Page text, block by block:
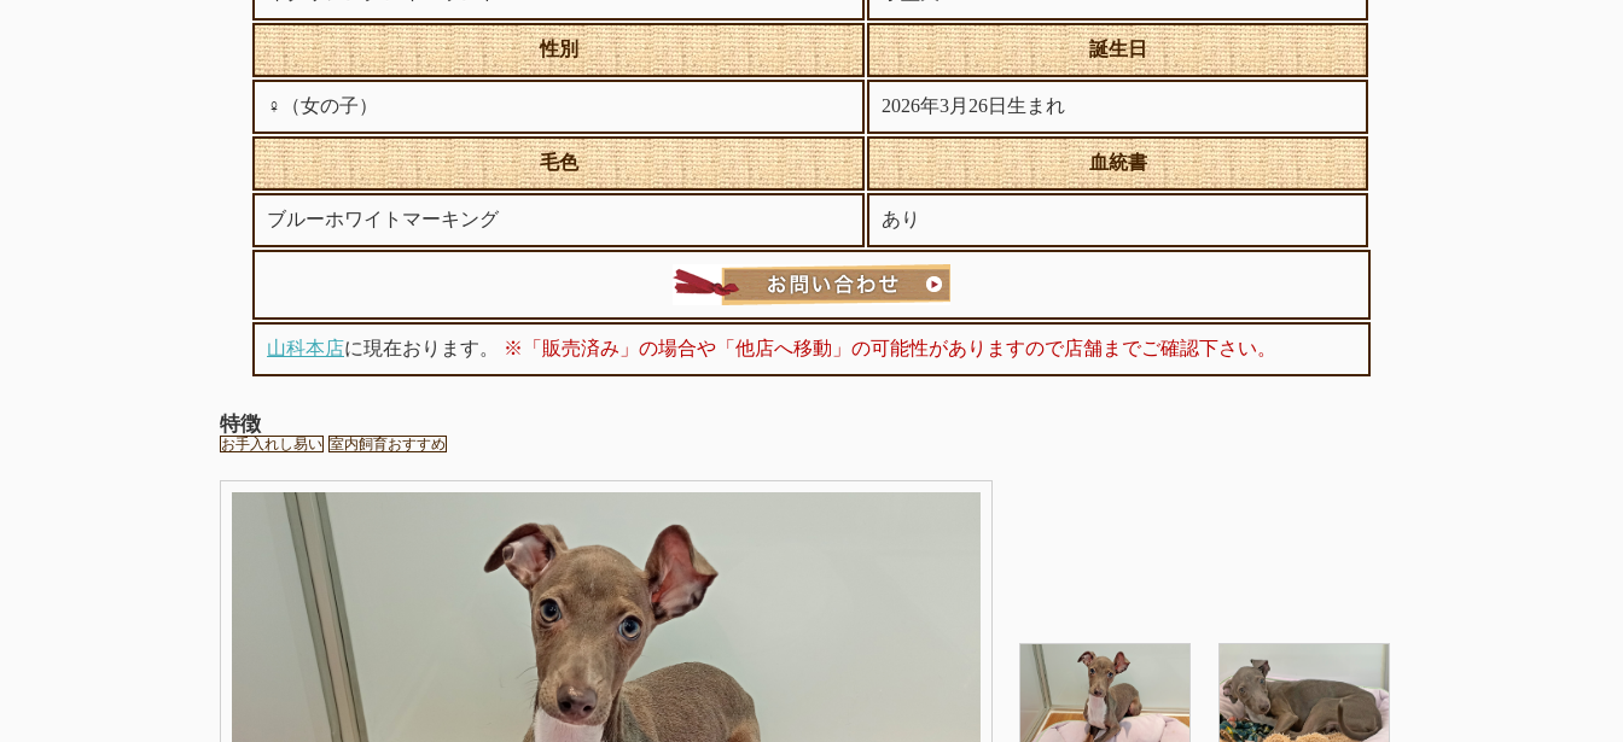
性別 誕生日
♀（女の子） 2026年3月26日生まれ
毛色 血統書
ブルーホワイトマーキング あり
山科本店に現在おります。 ※「販売済み」の場合や「他店へ移動」の可能性がありますので店舗までご確認下さい。
特徴
お手入れし易い 室内飼育おすすめ